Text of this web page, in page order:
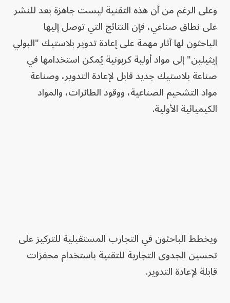
وعلى الرغم من أن هذه التقنية ليست جاهزة بعد للنشر
على نطاق صناعي، فإن النتائج التي توصل إليها
الباحثون لها آثار مهمة على إعادة تدوير بلاستيك "البولي
إيثيلين" إلى مواد أولية كربونية يُمكن استخدامها في
صناعة بلاستيك جديد قابل لإعادة التدوير، وصناعة
مواد التشحيم الصناعية، ووقود الطائرات، والمواد
الكيميائية الأولية.
ويخطط الباحثون في التجارب المستقبلية للتركيز على
تحسين الجدوى التجارية للتقنية باستخدام محفزات
قابلة لإعادة التدوير.